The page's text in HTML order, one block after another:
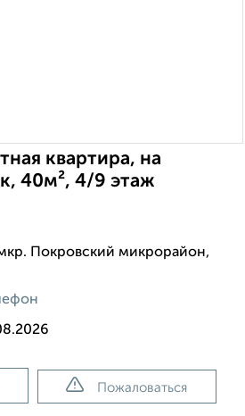
квартира, на
40м², 4/9 этаж
Покровский микрорайон,
Пожаловаться